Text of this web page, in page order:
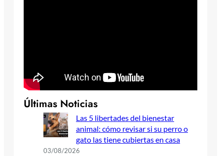
Últimas Noticias
Las 5 libertades del bienestar
animal: cómo revisar si su perro o
gato las tiene cubiertas en casa
03/08/2026